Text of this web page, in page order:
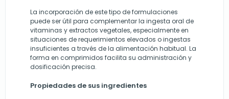
La incorporación de este tipo de formulaciones
puede ser útil para complementar la ingesta oral de
vitaminas y extractos vegetales, especialmente en
situaciones de requerimientos elevados o ingestas
insuficientes a través de la alimentación habitual. La
forma en comprimidos facilita su administración y
dosificación precisa.
Propiedades de sus ingredientes